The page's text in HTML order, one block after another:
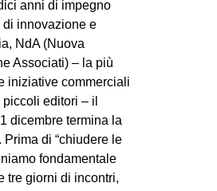
SPAZI
POPOLARE
MOVIMENTI
AMBIENTE
anni di impegno
di innovazione e
NdA (Nuova
Associati) – la più
iniziative commerciali
editori – il
dicembre termina la
Prima di “chiudere le
fondamentale
tre giorni di incontri,